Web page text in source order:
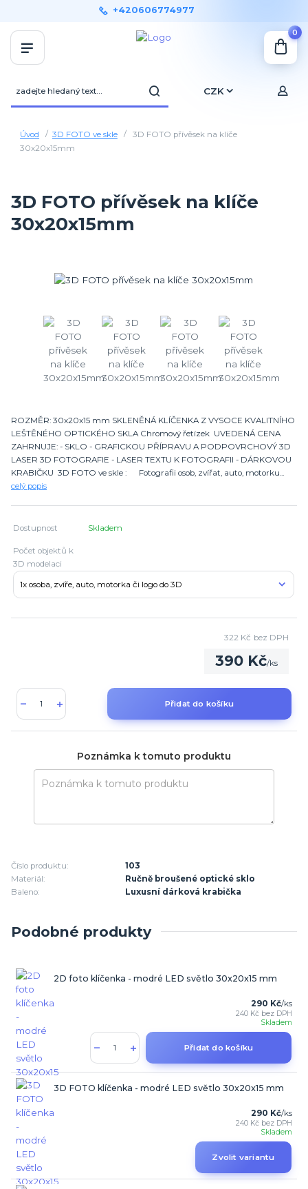
CZK
+420606774977
0
Úvod 3D FOTO ve skle
3D FOTO přívěsek na klíče
30x20x15mm
3D FOTO přívěsek na klíče
30x20x15mm
ROZMĚR: 30x20x15 mm SKLENĚNÁ KLÍČENKA Z VYSOCE KVALITNÍHO
LEŠTĚNÉHO OPTICKÉHO SKLA Chromový řetízek UVEDENÁ CENA
ZAHRNUJE: - SKLO - GRAFICKOU PŘÍPRAVU A PODPOVRCHOVÝ 3D
LASER 3D FOTOGRAFIE - LASER TEXTU K FOTOGRAFII - DÁRKOVOU
KRABIČKU 3D FOTO ve skle : Fotografii osob, zvířat, auto, motorku...
celý popis
Dostupnost Skladem
Počet objektů k
3D modelaci
390 Kč/ks
322 Kč bez DPH
Přidat do košíku
Poznámka k tomuto produktu
Číslo produktu:
103
Materiál:
Ručně broušené optické sklo
Baleno:
Luxusní dárková krabička
Podobné produkty
2D foto klíčenka - modré LED světlo 30x20x15 mm
290 Kč/ks
240 Kč bez DPH
Skladem
Přidat do košíku
3D FOTO klíčenka - modré LED světlo 30x20x15 mm
290 Kč/ks
240 Kč bez DPH
Skladem
Zvolit variantu